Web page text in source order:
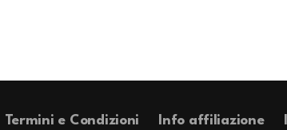
Termini e Condizioni Info affiliazione